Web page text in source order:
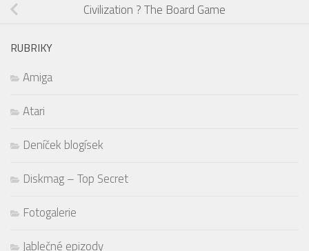
Civilization ? The Board Game
RUBRIKY
Amiga
Atari
Deníček blogísek
Diskmag – Top Secret
Fotogalerie
Jablečné epizody